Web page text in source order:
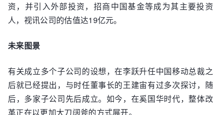
资，并引入外部投资，招商中国基金等成为其主要投资
人，视讯公司的估值达19亿元。
未来图景
有关成立多个子公司的设想，在李跃升任中国移动总裁之
后就已经提出，与时任董事长的王建宙有过多次探讨，随
后，多家子公司先后成立。如今，在奚国华时代，整体改
革正在以更加大刀阔斧的方式展开。